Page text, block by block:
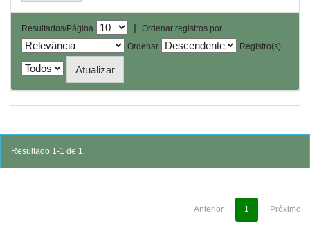
Resultados/Página |
Ordenar registros por
Ordenar
Registro(s)
Resultado 1-1 de 1.
Anterior 1 Próximo